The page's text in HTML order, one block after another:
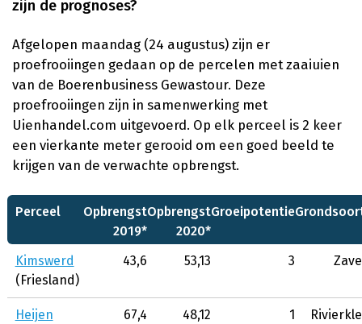
zijn de prognoses?
Afgelopen maandag (24 augustus) zijn er
proefrooiingen gedaan op de percelen met zaaiuien
van de Boerenbusiness Gewastour. Deze
proefrooiingen zijn in samenwerking met
Uienhandel.com uitgevoerd. Op elk perceel is 2 keer
een vierkante meter gerooid om een goed beeld te
krijgen van de verwachte opbrengst.
Perceel
Opbrengst
2019*
Opbrengst
2020*
Groeipotentie
Kimswerd
(Friesland)
43,6 53,13 3
Heijen
67,4 48,12 1